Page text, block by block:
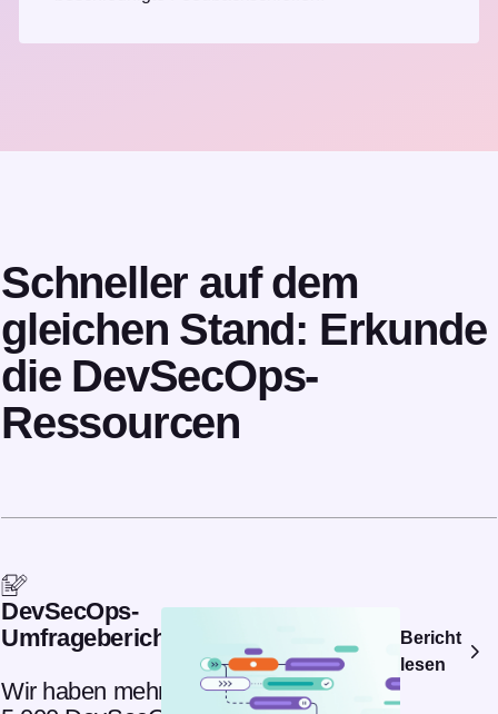
Schneller auf dem
gleichen Stand: Erkunde
die DevSecOps-
Ressourcen
DevSecOps-
Umfragebericht 2024
Wir haben mehr als
Bericht
lesen